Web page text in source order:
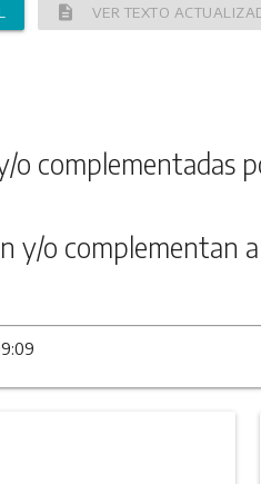
description VER TEXTO
o complementadas
y/o complementan